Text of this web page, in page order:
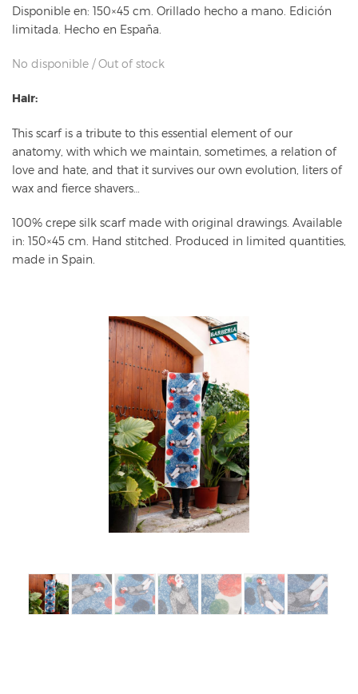
Disponible en: 150×45 cm. Orillado hecho a mano. Edición
limitada. Hecho en España.
No disponible / Out of stock
Hair:
This scarf is a tribute to this essential element of our
anatomy, with which we maintain, sometimes, a relation of
love and hate, and that it survives our own evolution, liters of
wax and fierce shavers…
100% crepe silk scarf made with original drawings. Available
in: 150×45 cm. Hand stitched. Produced in limited quantities,
made in Spain.